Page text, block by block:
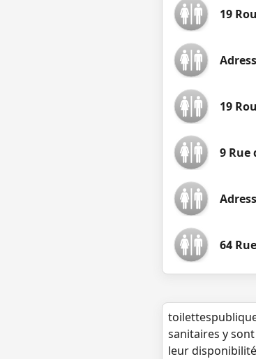
19
19
9 Rue
64
sanitaires y
leur